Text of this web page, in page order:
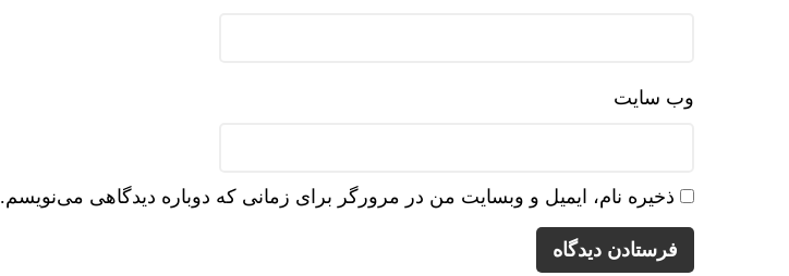
وب‌ سایت
ذخیره نام، ایمیل و وبسایت من در مرورگر برای زمانی که دوباره دیدگاهی می‌نویسم.